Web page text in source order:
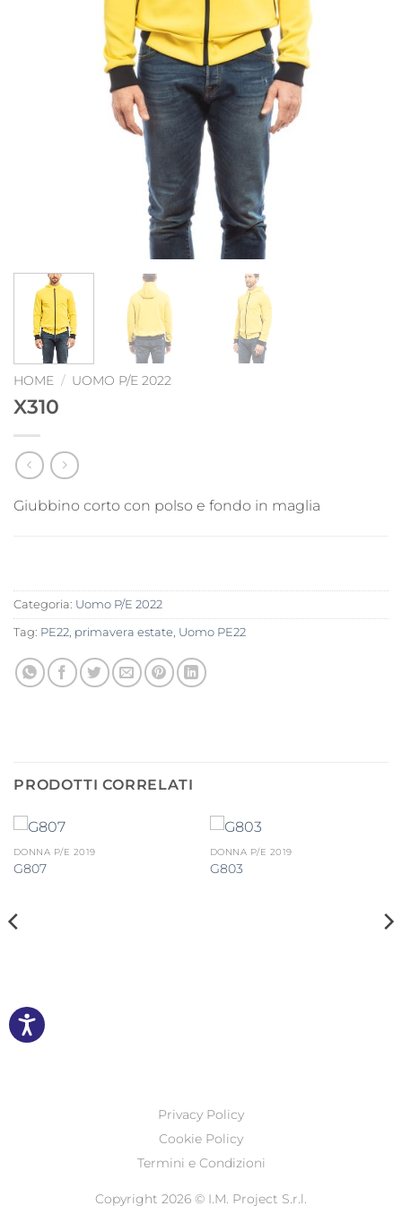
HOME / UOMO P/E 2022
X310
Giubbino corto con polso e fondo in maglia
Categoria: Uomo P/E 2022
Tag: PE22, primavera estate, Uomo PE22
PRODOTTI CORRELATI
DONNA P/E 2019
G807
DONNA P/E 2019
G803
Privacy Policy
Cookie Policy
Termini e Condizioni
Copyright 2026 © I.M. Project S.r.l.